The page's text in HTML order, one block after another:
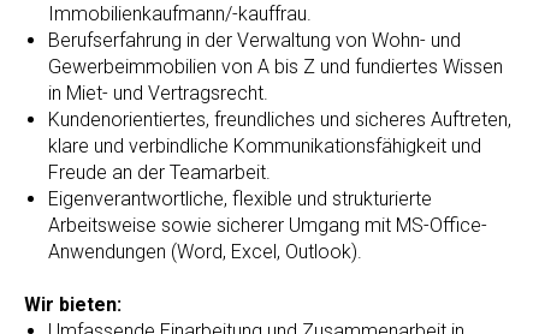
Immobilienkaufmann/-kauffrau.
Berufserfahrung in der Verwaltung von Wohn- und
Gewerbeimmobilien von A bis Z und fundiertes Wissen
in Miet- und Vertragsrecht.
Kundenorientiertes, freundliches und sicheres Auftreten,
klare und verbindliche Kommunikationsfähigkeit und
Freude an der Teamarbeit.
Eigenverantwortliche, flexible und strukturierte
Arbeitsweise sowie sicherer Umgang mit MS-Office-
Anwendungen (Word, Excel, Outlook).
Wir bieten: